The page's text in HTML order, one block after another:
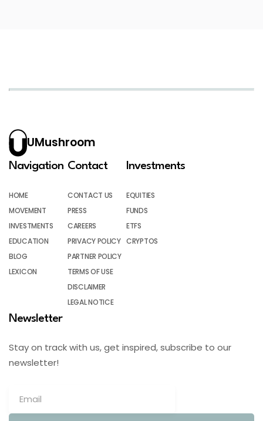
UMushroom
Navigation
HOME
MOVEMENT
INVESTMENTS
EDUCATION
BLOG
LEXICON
Contact
CONTACT US
PRESS
CAREERS
PRIVACY POLICY
PARTNER POLICY
TERMS OF USE
DISCLAIMER
LEGAL NOTICE
Investments
EQUITIES
FUNDS
ETFS
CRYPTOS
Newsletter
Stay on track with us, get inspired, subscribe to our
newsletter!